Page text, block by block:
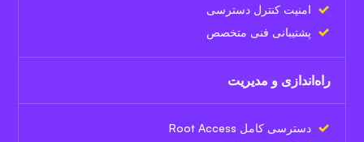
امنیت کنترل دسترسی
پشتیبانی فنی متخصص
راه‌اندازی و مدیریت
دسترسی کامل Root Access